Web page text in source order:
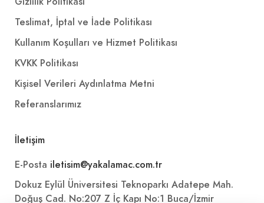
Teslimat, İptal ve İade Politikası
Kullanım Koşulları ve Hizmet Politikası
KVKK Politikası
Kişisel Verileri Aydınlatma Metni
Referanslarımız
İletişim
E-Posta iletisim@yakalamac.com.tr
Dokuz Eylül Üniversitesi Teknoparkı Adatepe Mah.
Doğuş Cad. No:207 Z İç Kapı No:1 Buca/İzmir